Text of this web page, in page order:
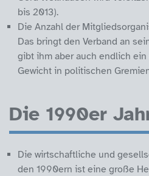
bis 2013).
Die Anzahl der
Das bringt den Verband an
gibt ihm aber auch endlich
Gewicht in politischen
Die 1990er
Die wirtschaftliche und
den 1990ern ist eine große